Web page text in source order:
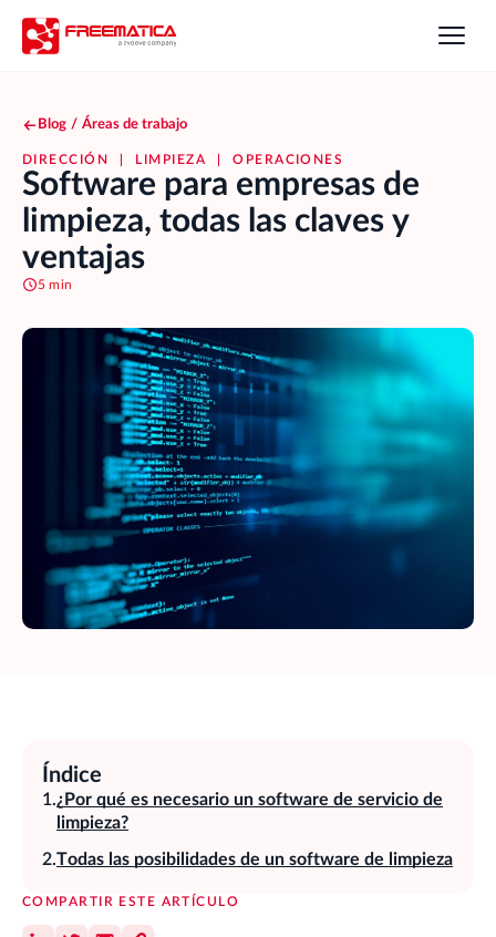
Blog / Áreas de trabajo
DIRECCIÓN LIMPIEZA OPERACIONES
Software para empresas de
limpieza, todas las claves y
ventajas
5 min
Índice
¿Por qué es necesario un software de servicio de
limpieza?
Todas las posibilidades de un software de limpieza
COMPARTIR ESTE ARTÍCULO